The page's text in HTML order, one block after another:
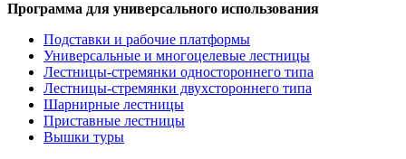
Программа для универсального использования
Подставки и рабочие платформы
Универсальные и многоцелевые лестницы
Лестницы-стремянки одностороннего типа
Лестницы-стремянки двухстороннего типа
Шарнирные лестницы
Приставные лестницы
Вышки туры